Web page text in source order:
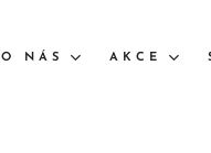
O NÁS AKCE